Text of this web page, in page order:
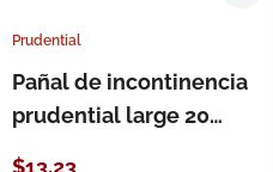
Prudential
Pañal de incontinencia
prudential large 20
$13,23